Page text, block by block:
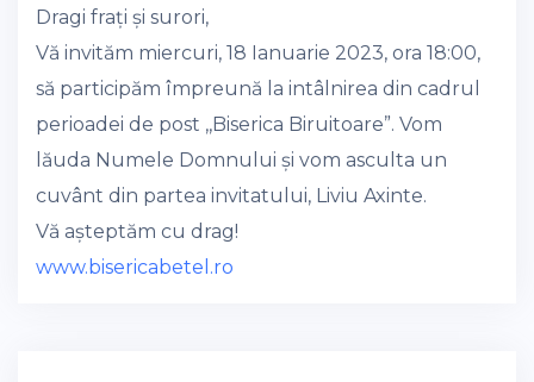
Dragi frați și surori,
Vă invităm miercuri, 18 Ianuarie 2023, ora 18:00,
să participăm împreună la intâlnirea din cadrul
perioadei de post ,,Biserica Biruitoare”. Vom
lăuda Numele Domnului și vom asculta un
cuvânt din partea invitatului, Liviu Axinte.
Vă așteptăm cu drag!
www.bisericabetel.ro